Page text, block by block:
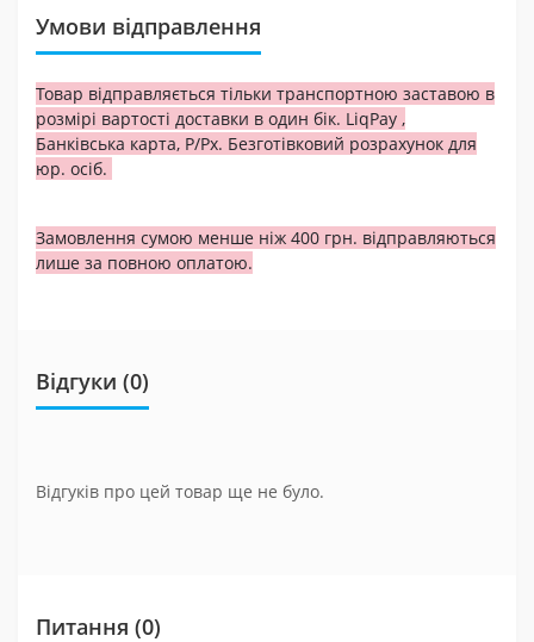
Умови відправлення
Товар відправляється тільки транспортною заставою в
розмірі вартості доставки в один бік. LiqPay ,
Банківська карта, Р/Рх. Безготівковий розрахунок для
юр. осіб.
Замовлення сумою менше ніж 400 грн. відправляються
лише за повною оплатою.
Відгуки (0)
Відгуків про цей товар ще не було.
Питання (0)